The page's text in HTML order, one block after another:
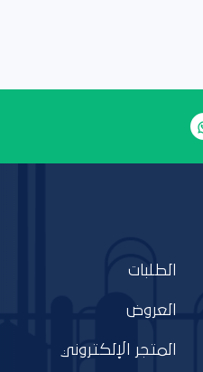
الطلبات
العروض
المتجر الإلكتروني